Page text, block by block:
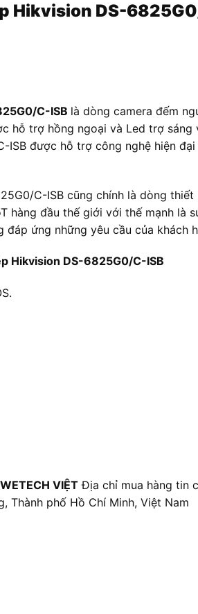
Hikvision DS-
C-ISB là dòng camera đếm
hỗ trợ hồng ngoại và Led trợ
được hỗ trợ công nghệ hiện
C-ISB cũng chính là dòng thiết
đầu thế giới với thế mạnh là
ứng những yêu cầu của khách
Hikvision DS-6825G0/C-ISB
VIỆT Địa chỉ mua hàng tin
Thành phố Hồ Chí Minh, Việt Nam